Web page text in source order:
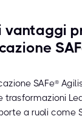
vantaggi
SAFe®
trasformazioni
a ruoli come